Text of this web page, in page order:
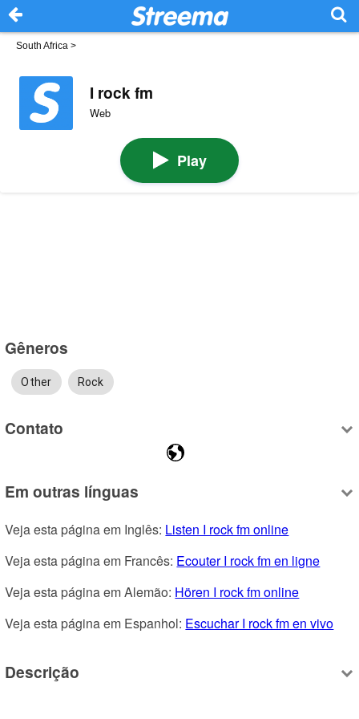
South Africa >
I rock fm
Web
Play
Gêneros
Other Rock
Contato
Em outras línguas
Veja esta página em Inglês: Listen I rock fm online
Veja esta página em Francês: Ecouter I rock fm en ligne
Veja esta página em Alemão: Hören I rock fm online
Veja esta página em Espanhol: Escuchar I rock fm en vivo
Descrição